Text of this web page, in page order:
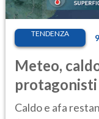
TENDENZA
Meteo,
protagonisti
Caldo e afa